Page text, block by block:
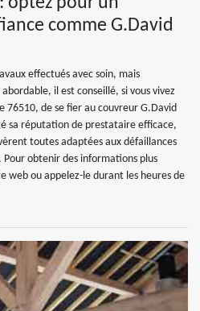
comme G.David
effectués avec soin, mais
il est conseillé, si vous vivez
76510, de se fier au couvreur G.David
sa réputation de prestataire efficace,
toutes adaptées aux défaillances
obtenir des informations plus
web ou appelez-le durant les heures de